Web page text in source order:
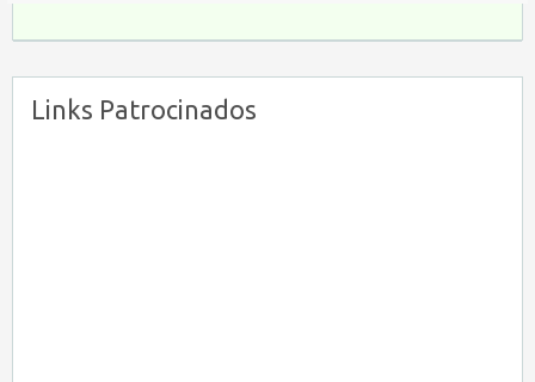
Links Patrocinados